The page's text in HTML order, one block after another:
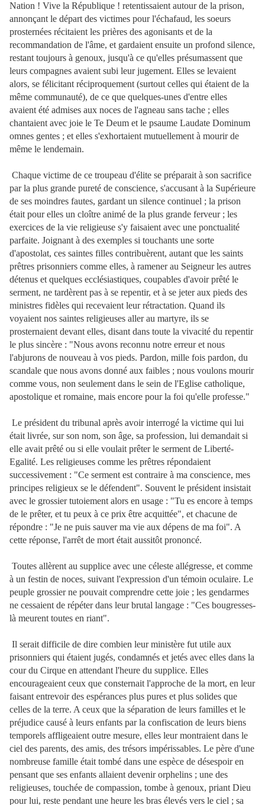
Nation ! Vive la République ! retentissaient autour de la prison,
annonçant le départ des victimes pour l'échafaud, les soeurs
prosternées récitaient les prières des agonisants et de la
recommandation de l'âme, et gardaient ensuite un profond silence,
restant toujours à genoux, jusqu'à ce qu'elles présumassent que
leurs compagnes avaient subi leur jugement. Elles se levaient
alors, se félicitant réciproquement (surtout celles qui étaient de la
même communauté), de ce que quelques-unes d'entre elles
avaient été admises aux noces de l'agneau sans tache ; elles
chantaient avec joie le Te Deum et le psaume Laudate Dominum
omnes gentes ; et elles s'exhortaient mutuellement à mourir de
même le lendemain.
Chaque victime de ce troupeau d'élite se préparait à son sacrifice
par la plus grande pureté de conscience, s'accusant à la Supérieure
de ses moindres fautes, gardant un silence continuel ; la prison
était pour elles un cloître animé de la plus grande ferveur ; les
exercices de la vie religieuse s'y faisaient avec une ponctualité
parfaite. Joignant à des exemples si touchants une sorte
d'apostolat, ces saintes filles contribuèrent, autant que les saints
prêtres prisonniers comme elles, à ramener au Seigneur les autres
détenus et quelques ecclésiastiques, coupables d'avoir prêté le
serment, ne tardèrent pas à se repentir, et à se jeter aux pieds des
ministres fidèles qui recevaient leur rétractation. Quand ils
voyaient nos saintes religieuses aller au martyre, ils se
prosternaient devant elles, disant dans toute la vivacité du repentir
le plus sincère : "Nous avons reconnu notre erreur et nous
l'abjurons de nouveau à vos pieds. Pardon, mille fois pardon, du
scandale que nous avons donné aux faibles ; nous voulons mourir
comme vous, non seulement dans le sein de l'Eglise catholique,
apostolique et romaine, mais encore pour la foi qu'elle professe."
Le président du tribunal après avoir interrogé la victime qui lui
était livrée, sur son nom, son âge, sa profession, lui demandait si
elle avait prêté ou si elle voulait prêter le serment de Liberté-
Egalité. Les religieuses comme les prêtres répondaient
successivement : "Ce serment est contraire à ma conscience, mes
principes religieux se le défendent". Souvent le président insistait
avec le grossier tutoiement alors en usage : "Tu es encore à temps
de le prêter, et tu peux à ce prix être acquittée", et chacune de
répondre : "Je ne puis sauver ma vie aux dépens de ma foi". A
cette réponse, l'arrêt de mort était aussitôt prononcé.
Toutes allèrent au supplice avec une céleste allégresse, et comme
à un festin de noces, suivant l'expression d'un témoin oculaire. Le
peuple grossier ne pouvait comprendre cette joie ; les gendarmes
ne cessaient de répéter dans leur brutal langage : "Ces bougresses-
là meurent toutes en riant".
Il serait difficile de dire combien leur ministère fut utile aux
prisonniers qui étaient jugés, condamnés et jetés avec elles dans la
cour du Cirque en attendant l'heure du supplice. Elles
encourageaient ceux que consternait l'approche de la mort, en leur
faisant entrevoir des espérances plus pures et plus solides que
celles de la terre. A ceux que la séparation de leurs familles et le
préjudice causé à leurs enfants par la confiscation de leurs biens
temporels affligeaient outre mesure, elles leur montraient dans le
ciel des parents, des amis, des trésors impérissables. Le père d'une
nombreuse famille était tombé dans une espèce de désespoir en
pensant que ses enfants allaient devenir orphelins ; une des
religieuses, touchée de compassion, tombe à genoux, priant Dieu
pour lui, reste pendant une heure les bras élevés vers le ciel ; sa